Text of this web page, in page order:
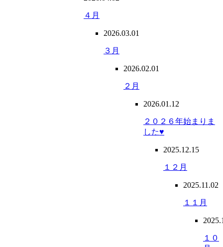
４月
2026.03.01
３月
2026.02.01
２月
2026.01.12
２０２６年始まりま
した♥
2025.12.15
１２月
2025.11.02
１１月
１０